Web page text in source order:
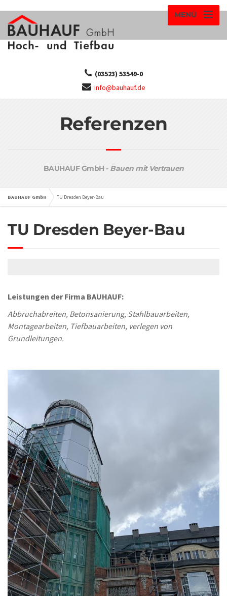
MENÜ
(03523) 53549-0
info@bauhauf.de
Referenzen
BAUHAUF GmbH - Bauen mit Vertrauen
BAUHAUF GmbH TU Dresden Beyer-Bau
TU Dresden Beyer-Bau
Leistungen der Firma BAUHAUF:
Abbruchabreiten, Betonsanierung, Stahlbauarbeiten,
Montagearbeiten, Tiefbauarbeiten, verlegen von
Grundleitungen.